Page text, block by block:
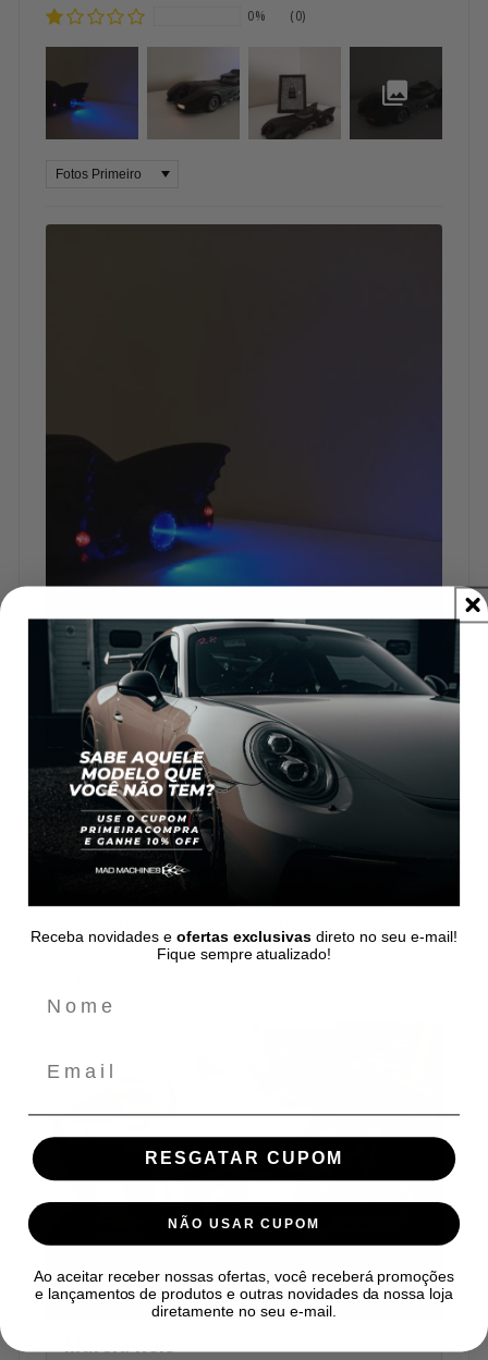
0%
(0)
Sort by
Rafael Ramos
É fofo e o tamanho é adequado. Tem 3
botões para acender as luzes, vem com
produto para colocar água dentro do
carro. Podem ver no meu canal no
Márcia Reis
Receba novidades e ofertas exclusivas direto no seu e-mail!
Fique sempre atualizado!
RESGATAR CUPOM
NÃO USAR CUPOM
Ao aceitar receber nossas ofertas, você receberá promoções
e lançamentos de produtos e outras novidades da nossa loja
diretamente no seu e-mail.